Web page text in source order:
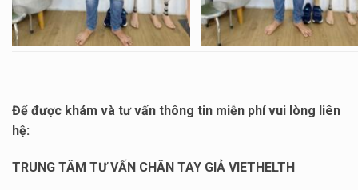
Để được khám và tư vấn thông tin miễn phí vui lòng liên
hệ:
TRUNG TÂM TƯ VẤN CHÂN TAY GIẢ VIETHELTH